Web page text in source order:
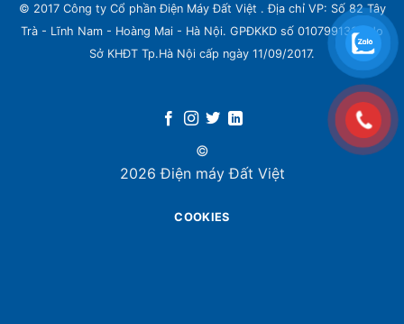
© 2017 Công ty Cổ phần Điện Máy Đất Việt . Địa chỉ VP: Số 82 Tây
Trà - Lĩnh Nam - Hoàng Mai - Hà Nội. GPĐKKD số 0107991339 do
Sở KHĐT Tp.Hà Nội cấp ngày 11/09/2017.
©
2026 Điện máy Đất Việt
COOKIES